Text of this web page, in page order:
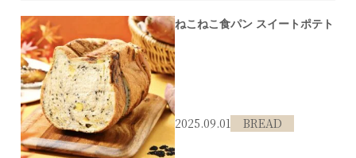
ねこねこ食パン スイートポテト
2025.09.01 BREAD
#伊丹市#食パン